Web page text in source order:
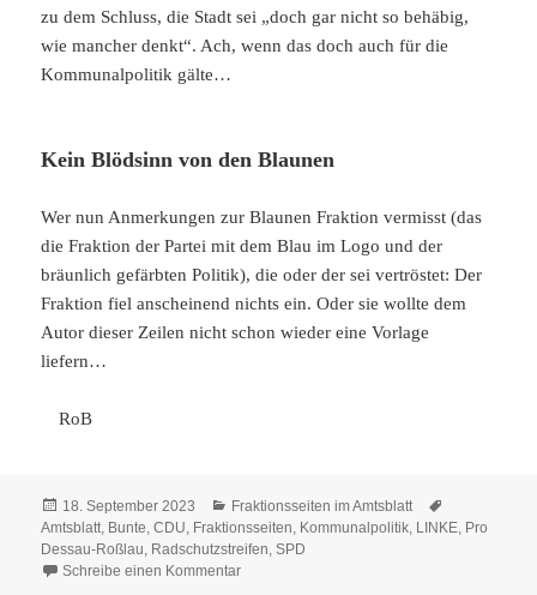
zu dem Schluss, die Stadt sei „doch gar nicht so behäbig,
wie mancher denkt“. Ach, wenn das doch auch für die
Kommunalpolitik gälte…
Kein Blödsinn von den Blaunen
Wer nun Anmerkungen zur Blaunen Fraktion vermisst (das
die Fraktion der Partei mit dem Blau im Logo und der
bräunlich gefärbten Politik), die oder der sei vertröstet: Der
Fraktion fiel anscheinend nichts ein. Oder sie wollte dem
Autor dieser Zeilen nicht schon wieder eine Vorlage
liefern…
RoB
Veröffentlicht
am
18. September 2023 Kategorien
Fraktionsseiten im Amtsblatt
Amtsblatt, Bunte,CDU, Fraktionsseiten, Kommunalpolitik, LINKE, Pro
Dessau-Roßlau, Radschutzstreifen,SPD
Schreibe einen Kommentarzu Altlasten und Rest-Posten-Recycling